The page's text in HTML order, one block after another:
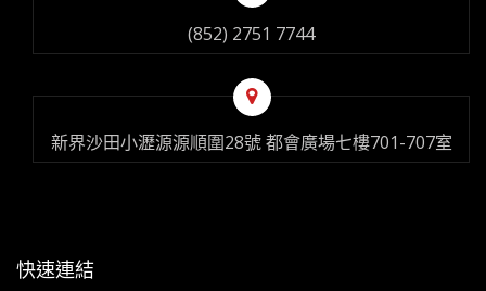
(852) 2751 7744
新界沙田小瀝源源順圍28號 都會廣場七樓701-707室
快速連結